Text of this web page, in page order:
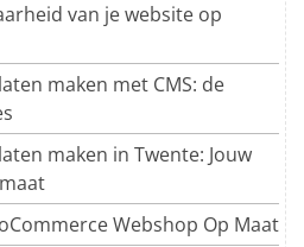
van je website op
maken met CMS: de
maken in Twente: Jouw
Webshop Op Maat